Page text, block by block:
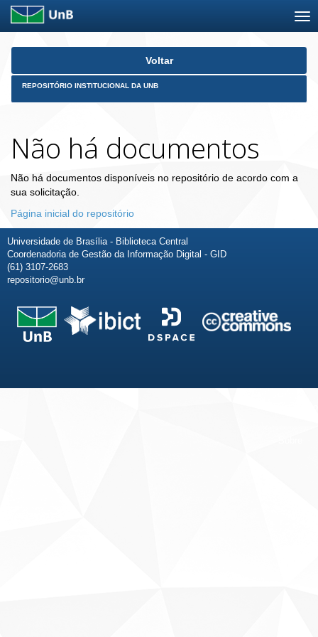
Skip
Voltar
REPOSITÓRIO INSTITUCIONAL DA UNB
Não há documentos
Não há documentos disponíveis no repositório de acordo com a
sua solicitação.
Página inicial do repositório
Universidade de Brasília - Biblioteca Central
Coordenadoria de Gestão da Informação Digital - GID
(61) 3107-2683
repositorio@unb.br